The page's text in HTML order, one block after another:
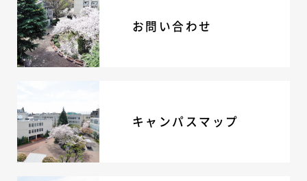
お問い合わせ
キャンパスマップ